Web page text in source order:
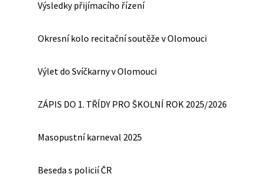
Výsledky přijímacího řízení
Okresní kolo recitační soutěže v Olomouci
Výlet do Svíčkarny v Olomouci
ZÁPIS DO 1. TŘÍDY PRO ŠKOLNÍ ROK 2025/2026
Masopustní karneval 2025
Beseda s policií ČR